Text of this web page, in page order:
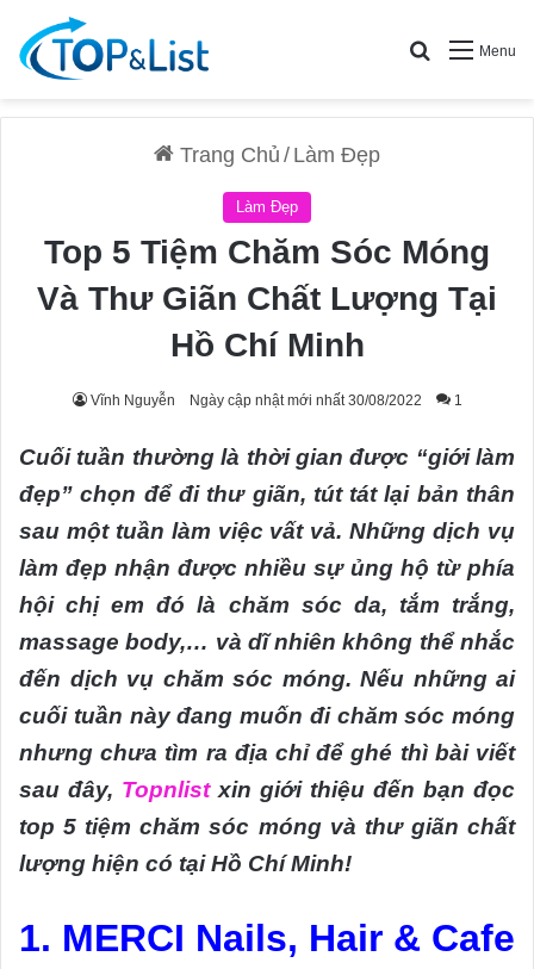
Menu
Search for
Trang Chủ / Làm Đẹp
Làm Đẹp
Top 5 Tiệm Chăm Sóc Móng
Và Thư Giãn Chất Lượng Tại
Hồ Chí Minh
Vĩnh Nguyễn Ngày cập nhật mới nhất 30/08/2022 1
Cuối tuần thường là thời gian được “giới làm
đẹp” chọn để đi thư giãn, tút tát lại bản thân
sau một tuần làm việc vất vả. Những dịch vụ
làm đẹp nhận được nhiều sự ủng hộ từ phía
hội chị em đó là chăm sóc da, tắm trắng,
massage body,… và dĩ nhiên không thể nhắc
đến dịch vụ chăm sóc móng. Nếu những ai
cuối tuần này đang muốn đi chăm sóc móng
nhưng chưa tìm ra địa chỉ để ghé thì bài viết
sau đây, Topnlistxin giới thiệu đến bạn đọc
top 5 tiệm chăm sóc móng và thư giãn chất
lượng hiện có tại Hồ Chí Minh!
1. MERCI Nails, Hair & Cafe